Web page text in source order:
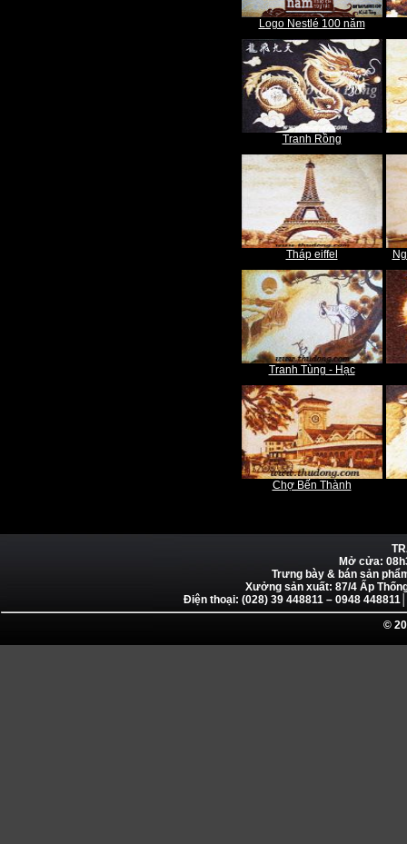
Logo Nestlé 100 năm
Tranh Rồng
Tháp eiffel
Tranh Tùng - Hạc
Chợ Bến Thành
Mở cửa:
Trưng bày & bán sản
Xưởng sản xuất: 87/4 Ấp
Điện thoại: (028) 39 448811 – 0948
©